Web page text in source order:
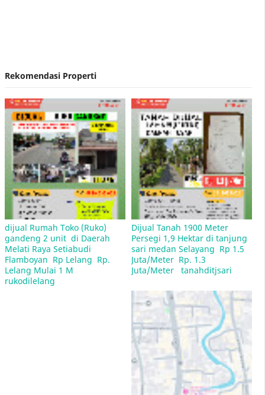
Contoh Surat Penawaran Harga Rumah
Lelang Rumah Bank BRI Medan
Jual Rumah Sitaan Bank di Medan
Mulan Jameela Pasang Iklan Jual Rumah
penawaran Rp 2,5 miliar, yang terletak di
kawasan Sektor 9 Bintaro, Tangerang Selatan
Rekomendasi Properti
dijual Rumah Toko (Ruko)
gandeng 2 unit  di Daerah
Melati Raya Setiabudi
Flamboyan  Rp Lelang  Rp.
Lelang Mulai 1 M
rukodilelang
Dijual Tanah 1900 Meter
Persegi 1,9 Hektar di tanjung
sari medan Selayang  Rp 1.5
Juta/Meter  Rp. 1.3
Juta/Meter   tanahditjsari